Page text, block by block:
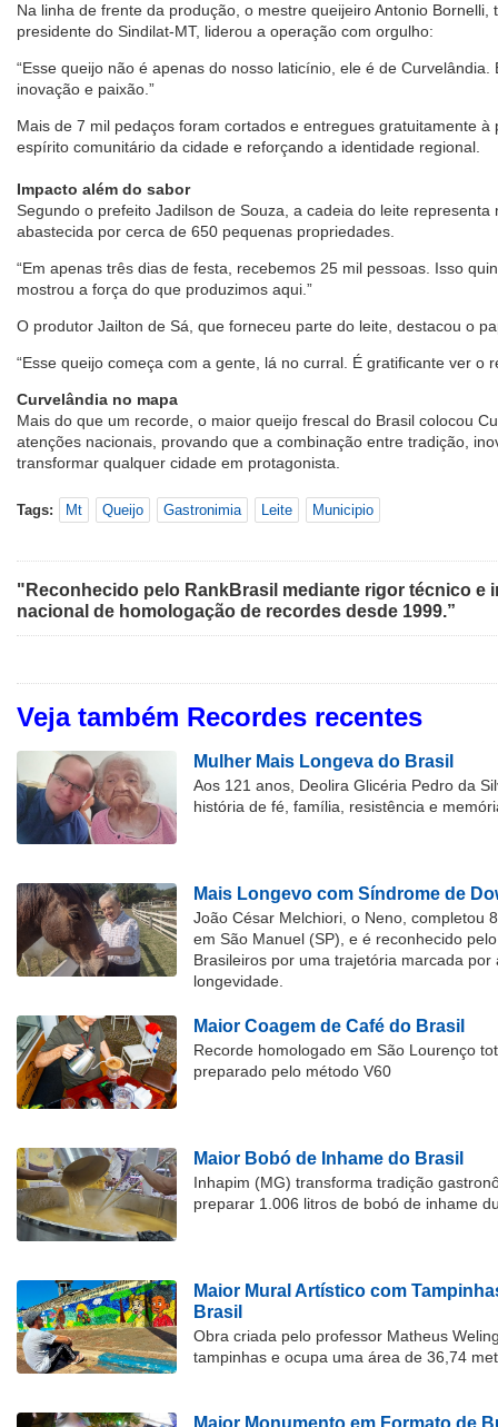
Na linha de frente da produção, o mestre queijeiro Antonio
presidente do Sindilat-MT, liderou a operação com orgulho:
“Esse queijo não é apenas do nosso laticínio, ele é de
inovação e paixão.”
Mais de 7 mil pedaços foram cortados e entregues gratuitamente à
espírito comunitário da cidade e reforçando a identidade regional.
Impacto além do sabor
Segundo o prefeito Jadilson de Souza, a cadeia do leite representa
abastecida por cerca de 650 pequenas propriedades.
“Em apenas três dias de festa, recebemos 25 mil pessoas. Isso
mostrou a força do que produzimos aqui.”
O produtor Jailton de Sá, que forneceu parte do leite, destacou o
“Esse queijo começa com a gente, lá no curral. É gratificante ver o
Curvelândia no mapa
Mais do que um recorde, o maior queijo frescal do Brasil colocou
atenções nacionais, provando que a combinação entre tradição,
transformar qualquer cidade em protagonista.
Tags: Mt Queijo Gastronimia Leite Municipio
"Reconhecido pelo RankBrasil mediante rigor técnico e
nacional de homologação de recordes desde 1999.”
Veja também Recordes recentes
Mulher Mais Longeva do Brasil
Aos 121 anos, Deolira Glicéria Pedro da
história de fé, família, resistência e
Mais Longevo com Síndrome de
João César Melchiori, o Neno, completou
em São Manuel (SP), e é reconhecido
Brasileiros por uma trajetória marcada por
longevidade.
Maior Coagem de Café do Brasil
Recorde homologado em São Lourenço
preparado pelo método V60
Maior Bobó de Inhame do Brasil
Inhapim (MG) transforma tradição
preparar 1.006 litros de bobó de inhame
Maior Mural Artístico com
Brasil
Obra criada pelo professor Matheus
tampinhas e ocupa uma área de 36,74